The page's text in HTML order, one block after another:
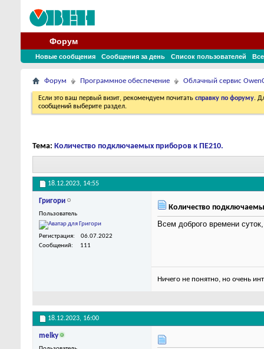
Форум
Новые сообщения Сообщения за день Список пользователей
Форум Программное обеспечение Облачный сервис
Если это ваш первый визит, рекомендуем почитать справку по форуму.
сообщений выберите раздел.
Тема: Количество подключаемых приборов к ПЕ210.
18.12.2023, 14:55
Григори
Пользователь
Регистрация
06.07.2022
Сообщений
111
Количество
Всем доброго времени
Ничего не понятно, но очень
18.12.2023, 16:00
melky